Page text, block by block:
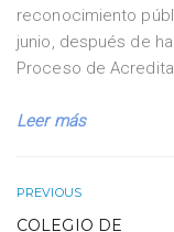
reconocimiento
junio, después de
Proceso de
Leer más
PREVIOUS
COLEGIO DE